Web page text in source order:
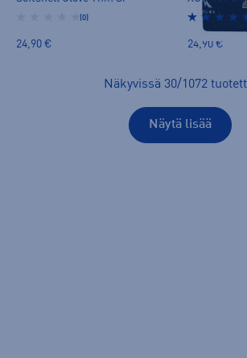
(0)
24,90 € 24,90 €
Näkyvissä 30/1072
Näytä lisää